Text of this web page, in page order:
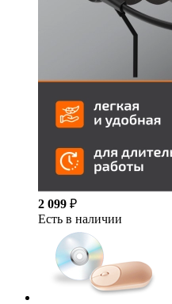
2 099 ₽
Есть в наличии